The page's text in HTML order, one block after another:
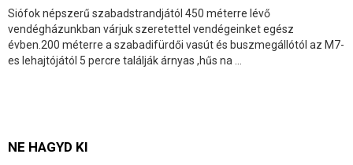
Siófok népszerű szabadstrandjától 450 méterre lévő
vendégházunkban várjuk szeretettel vendégeinket egész
évben.200 méterre a szabadifürdői vasút és buszmegállótól az M7-
es lehajtójától 5 percre találják árnyas ,hűs na ...
NE HAGYD KI